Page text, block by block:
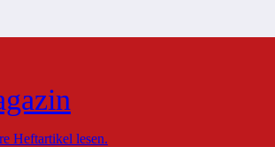
Heftartikel lesen.